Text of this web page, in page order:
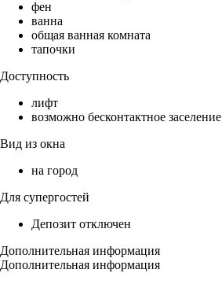
фен
ванна
общая ванная комната
тапочки
Доступность
лифт
возможно бесконтактное заселение
Вид из окна
на город
Для супергостей
Депозит отключен
Дополнительная информация
Дополнительная информация